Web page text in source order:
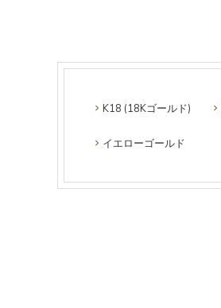
K18 (18Kゴールド)
イエローゴールド